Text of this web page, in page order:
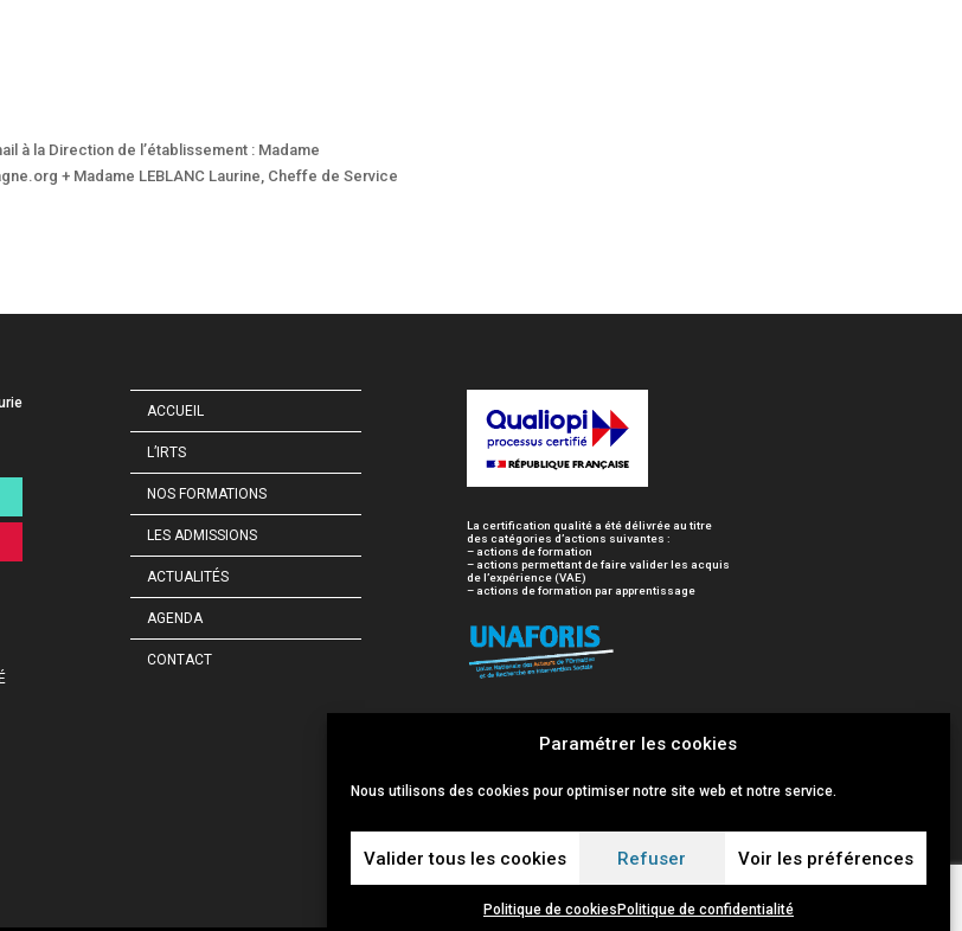
Paramétrer les cookies
Nous utilisons des cookies pour optimiser notre site web et notre service.
Valider tous les cookies Refuser Voir les préférences
Politique de cookies Politique de confidentialité
à la Direction de l’établissement : Madame
+ Madame LEBLANC Laurine, Cheffe de Service
ACCUEIL
L’IRTS
NOS FORMATIONS
LES ADMISSIONS
ACTUALITÉS
AGENDA
CONTACT
La certification qualité a été délivrée au titre
des catégories d’actions suivantes :
– actions de formation
– actions permettant de faire valider les acquis
de l’expérience (VAE)
– actions de formation par apprentissage